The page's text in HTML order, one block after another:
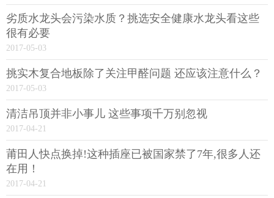
劣质水龙头会污染水质？挑选安全健康水龙头看这些
很有必要
2017-05-03
挑实木复合地板除了关注甲醛问题 还应该注意什么？
2017-05-03
清洁吊顶并非小事儿 这些事项千万别忽视
2017-04-21
莆田人快点换掉!这种插座已被国家禁了7年,很多人还
在用！
2017-04-21